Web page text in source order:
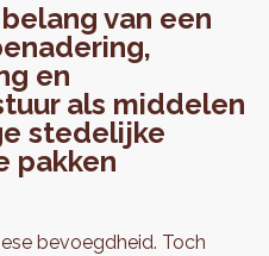
van een
en
als middelen
stedelijke
pakken
bevoegdheid. Toch